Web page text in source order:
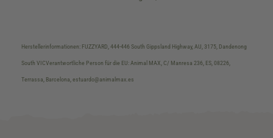
Herstellerinformationen: FUZZYARD, 444-446 South Gippsland Highway, AU, 3175, Dandenong
South VICVerantwortliche Person für die EU: Animal MAX, C/ Manresa 236, ES, 08226,
Terrassa, Barcelona, estuardo@animalmax.es